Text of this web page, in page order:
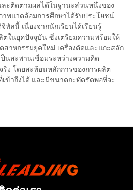
ละติดตามผลได้ในฐานะส่วนหนึ่งของ
พแวดล้อมการศึกษาได้รับประโยชน์
ทัลนี้ เนื่องจากนักเรียนได้เรียนรู้
ในยุคปัจจุบัน ซึ่งเตรียมความพร้อมให้
าหกรรมยุคใหม่ เครื่องตัดและแกะสลัก
นสะพานเชื่อมระหว่างความคิด
ง โดยสะท้อนหลักการของการผลิต
ข้าถึงได้ และมีขนาดกะทัดรัดพอที่จะ